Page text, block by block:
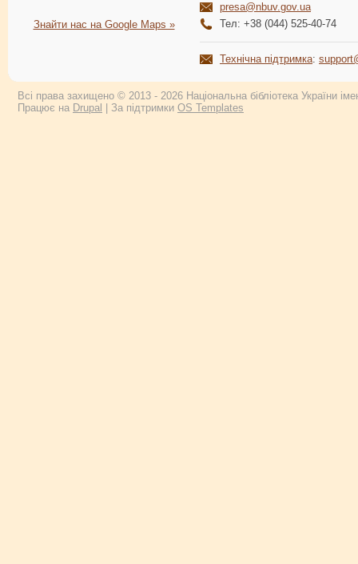
Знайти нас на Google Maps »
presa@nbuv.gov.ua
Тел: +38 (044) 525-40-74
Технічна підтримка:
Всі права захищено © 2013 - 2026 Національна бібліотека України
Працює на Drupal | За підтримки OS Templates